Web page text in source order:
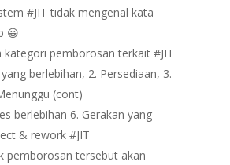
#JIT tidak mengenal kata
😀
kategori pemborosan terkait #JIT
berlebihan, 2. Persediaan, 3.
(cont)
berlebihan 6. Gerakan yang
& rework #JIT
pemborosan tersebut akan